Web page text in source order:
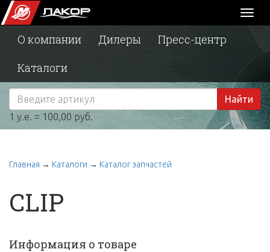
О компании Дилеры
Пресс-центр
Каталоги
Найти
1 у.е. = 100,00 руб.
Главная → Каталоги → Каталог запчастей
CLIP
Информация о товаре